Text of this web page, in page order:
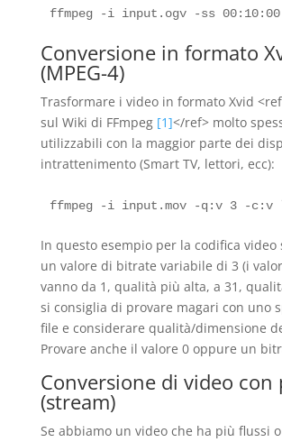
Conversione in formato
(MPEG-4)
Trasformare i video in formato Xvid
sul Wiki di FFmpeg [1]</ref> molto
utilizzabili con la maggior parte dei
intrattenimento (Smart TV, lettori, ecc):
In questo esempio per la codifica video
un valore di bitrate variabile di 3 (i
vanno da 1, qualità più alta, a 31,
si consiglia di provare magari con uno
file e considerare qualità/dimensione
Provare anche il valore 0 oppure un
Conversione di video con
(stream)
Se abbiamo un video che ha più flussi o